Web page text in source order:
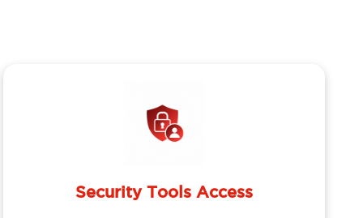
Security Tools Access